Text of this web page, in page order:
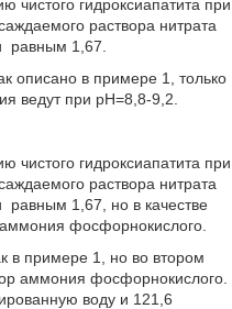
чистого гидроксиапатита при
раствора нитрата
равным 1,67.
описано в примере 1, только
ведут при рН=8,8-9,2.
чистого гидроксиапатита при
раствора нитрата
равным 1,67, но в качестве
фосфорнокислого.
в примере 1, но во втором
аммония фосфорнокислого.
воду и 121,6